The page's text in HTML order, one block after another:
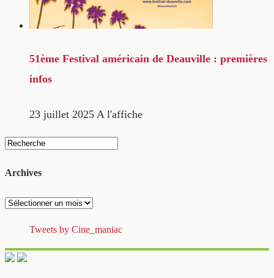
51ème Festival américain de Deauville : premières
infos
23 juillet 2025 A l'affiche
Archives
Archives
Tweets by Cine_maniac